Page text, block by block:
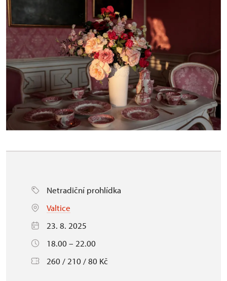
Netradiční prohlídka
Valtice
23. 8. 2025
18.00 – 22.00
260 / 210 / 80 Kč